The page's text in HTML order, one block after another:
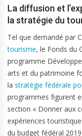
La diffusion et
la stratégie du
Tel que demandé par
tourisme, le Fonds du
programme
arts et du patrimoine
la stratégie fédérale
programmes figurent
section « Donner aux
expériences
du budget fédéral